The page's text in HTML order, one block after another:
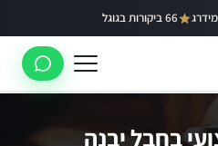
66 ביקורות בגוגל
בחבל יבנה